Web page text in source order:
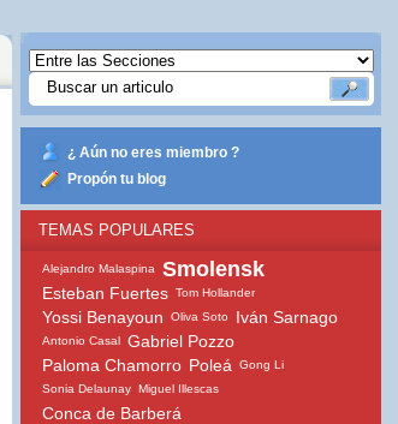
¿ Aún no eres miembro ?
Propón tu blog
TEMAS POPULARES
Alejandro Malaspina Smolensk
Esteban Fuertes Tom Hollander
Yossi Benayoun Oliva Soto Iván Sarnago
Antonio Casal Gabriel Pozzo
Paloma Chamorro Poleá
Gong Li
Sonia Delaunay Miguel Illescas
Conca de Barberá